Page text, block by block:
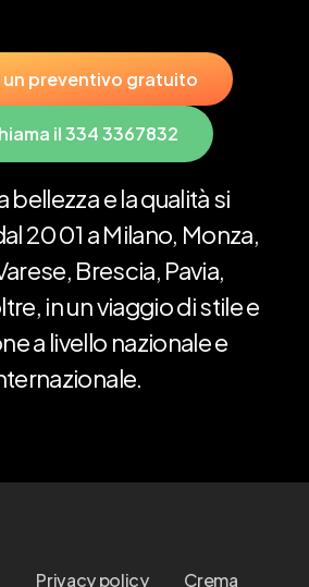
un preventivo gratuito
hiama il 334 3367832
bellezzaelaqualitàsi
2001 aMilano, Monza,
Brescia, Pavia,
inunviaggiodistilee
a livello nazionalee
Privacy policy Crema